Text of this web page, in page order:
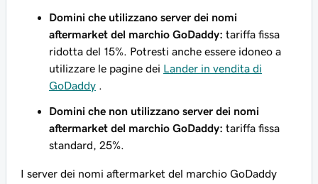
Domini che utilizzano server dei nomi
aftermarket del marchio GoDaddy: tariffa fissa
ridotta del 15%. Potresti anche essere idoneo a
utilizzare le pagine dei Lander in vendita di
GoDaddy
Domini che non utilizzano server dei nomi
aftermarket del marchio GoDaddy: tariffa fissa
standard, 25%.
I server dei nomi aftermarket del marchio GoDaddy